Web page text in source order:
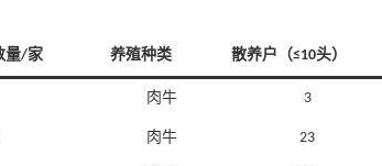
量/家 养殖种类 散养户（≤10头）
肉牛 3
肉牛 23